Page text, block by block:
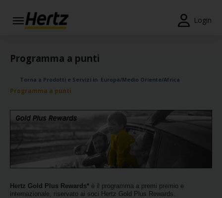
Login
Menu
Modifica/Cancella
Agenzie
Offerte
Speciali
Iscriviti
Programma a punti
Torna a Prodotti e Servizi in Europa/Medio Oriente/Africa
Programma a punti
Hertz Gold Plus Rewards* è il programma a premi premio e
internazionale, riservato ai soci Hertz Gold Plus Rewards.